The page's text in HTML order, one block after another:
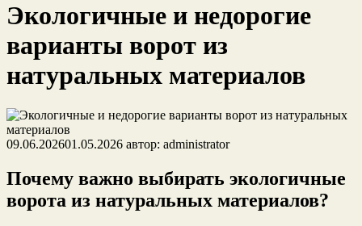
Экологичные и недорогие
варианты ворот из
натуральных материалов
09.06.202601.05.2026 автор: administrator
Почему важно выбирать экологичные
ворота из натуральных материалов?